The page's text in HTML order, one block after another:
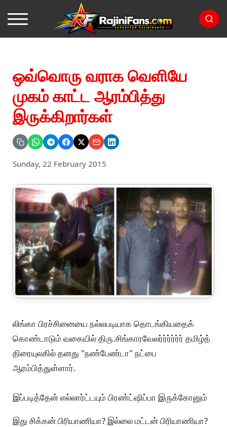
ஒவ்வொரு வராக வெளியே
முகம் காட்ட ஆரம்பித்து
இருக்கிறார்கள்
Sunday, 22 February 2015
லிங்கா பிரச்சினையை நல்லபடியாக தொடங்கியதைக்
கொண்டாடும் வகையில் திரு.சிங்காரவேலர்ர்ர்ர்ர்ர் தமிழ்த்
திரையுலகில் தனது "நண்பேண்டா" நட்பை
ஆரம்பித்துள்ளார்.
இப்படித்தேன் எல்லார்ட்டயும் பிரண்ட்ஷிப்பா இருக்கோனும்
இது சிக்கன் பிரியாணியா? இல்லை மட்டன் பிரியாணியா?